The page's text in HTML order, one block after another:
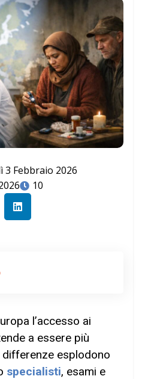
3 Febbraio 2026
10
l’accesso ai
a essere più
esplodono
specialisti, esami e